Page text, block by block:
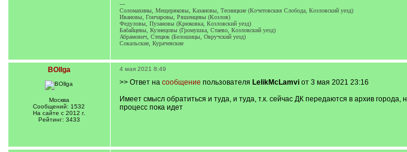
---
Соломахины, Мещеряковы, Казановы, Тесницкие (Кочетовсквя Слобода, Козловский уезд)
Ивановы, Гончаровы, Ряшенцевы (Козлов)
Федуловы, Пузановы (Крюковка, Козловский уезд)
Бабайцевы, Кузнецовы (Громушка, Стаево, Козловский уезд)
Абрамович, Стецюк (Белошицы, Овручский уезд)
Сокальские, Курачевские
BOllga
Москва
Сообщений: 1532
На сайте с 2012 г.
Рейтинг: 3433
4 мая 2021 8:49
>> Ответ на сообщение пользователя LelikMcLamviот 3 мая 2021 23:16
Имеет смысл обратиться и туда, и туда, т.к. сейчас ДК передаются в архив города,
процесс пока идет